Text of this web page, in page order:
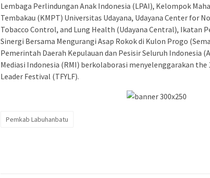
Lembaga Perlindungan Anak Indonesia (LPAI), Kelompok
Tembakau (KMPT) Universitas Udayana, Udayana Center for
Tobacco Control, and Lung Health (Udayana Central), Ikatan
Sinergi Bersama Mengurangi Asap Rokok di Kulon Progo
Pemerintah Daerah Kepulauan dan Pesisir Seluruh Indonesia
Mediasi Indonesia (RMI) berkolaborasi menyelenggarakan the
Leader Festival (TFYLF).
Pemkab Labuhanbatu